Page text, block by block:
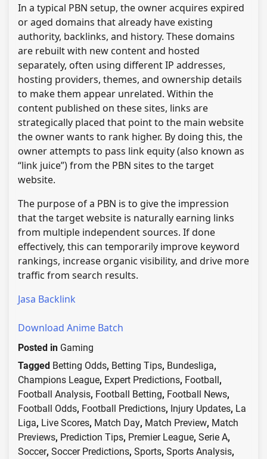
In a typical PBN setup, the owner acquires expired
or aged domains that already have existing
authority, backlinks, and history. These domains
are rebuilt with new content and hosted
separately, often using different IP addresses,
hosting providers, themes, and ownership details
to make them appear unrelated. Within the
content published on these sites, links are
strategically placed that point to the main website
the owner wants to rank higher. By doing this, the
owner attempts to pass link equity (also known as
“link juice”) from the PBN sites to the target
website.
The purpose of a PBN is to give the impression
that the target website is naturally earning links
from multiple independent sources. If done
effectively, this can temporarily improve keyword
rankings, increase organic visibility, and drive more
traffic from search results.
Jasa Backlink
Download Anime Batch
Posted in Gaming
Tagged Betting Odds, Betting Tips, Bundesliga,
Champions League, Expert Predictions, Football,
Football Analysis, Football Betting, Football News,
Football Odds, Football Predictions, Injury Updates, La
Liga, Live Scores, Match Day, Match Preview, Match
Previews, Prediction Tips, Premier League, Serie A,
Soccer, Soccer Predictions, Sports, Sports Analysis,